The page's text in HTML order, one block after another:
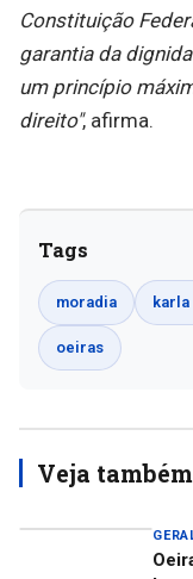
Constituição
garantia da
um princípio
direito", afirma.
Tags
moradia karla
oeiras
Veja também